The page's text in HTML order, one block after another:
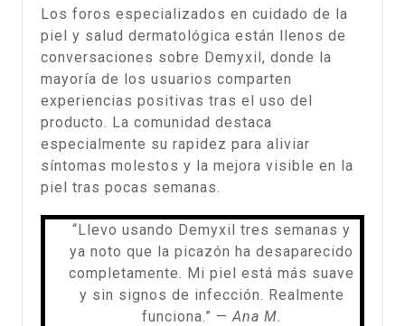
Los foros especializados en cuidado de la
piel y salud dermatológica están llenos de
conversaciones sobre Demyxil, donde la
mayoría de los usuarios comparten
experiencias positivas tras el uso del
producto. La comunidad destaca
especialmente su rapidez para aliviar
síntomas molestos y la mejora visible en la
piel tras pocas semanas.
“Llevo usando Demyxil tres semanas y
ya noto que la picazón ha desaparecido
completamente. Mi piel está más suave
y sin signos de infección. Realmente
funciona.” — Ana M.